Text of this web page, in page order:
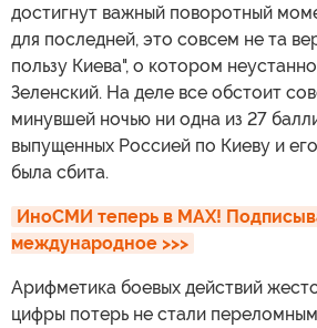
достигнут важный поворотный
для последней, это совсем не та
пользу Киева", о котором
Зеленский. На деле все обстоит
минувшей ночью ни одна из 27
выпущенных Россией по Киеву и
была сбита.
ИноСМИ теперь в MAX!
международное >>>
Арифметика боевых действий
цифры потерь не стали